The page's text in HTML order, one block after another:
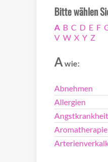
Bitte wählen
A B C D E F
V W X Y Z
Awie:
Abnehmen
Allergien
Aromatherapie